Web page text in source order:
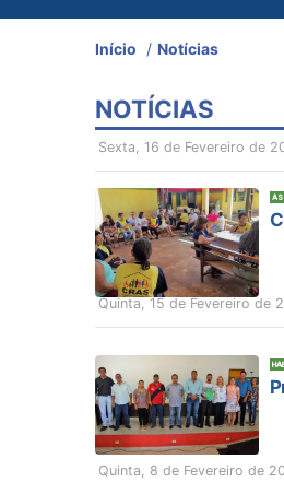
Início / Notícias
NOTÍCIAS
Sexta, 16 de Fevereiro de
Quinta, 15 de Fevereiro de
Quinta, 8 de Fevereiro de